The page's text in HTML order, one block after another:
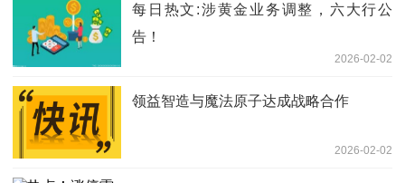
每日热文:涉黄金业务调整，六大行公
告！
2026-02-02
领益智造与魔法原子达成战略合作
2026-02-02